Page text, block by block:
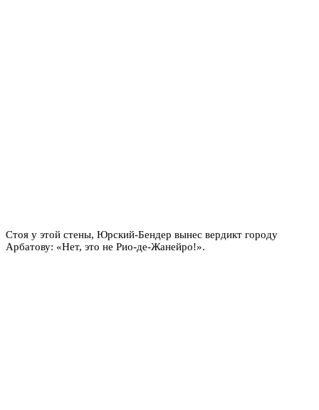
Стоя у этой стены, Юрский-Бендер вынес вердикт городу
Арбатову: «Нет, это не Рио-де-Жанейро!».